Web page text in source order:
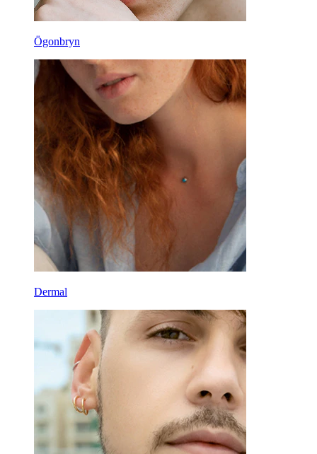
Ögonbryn
Dermal